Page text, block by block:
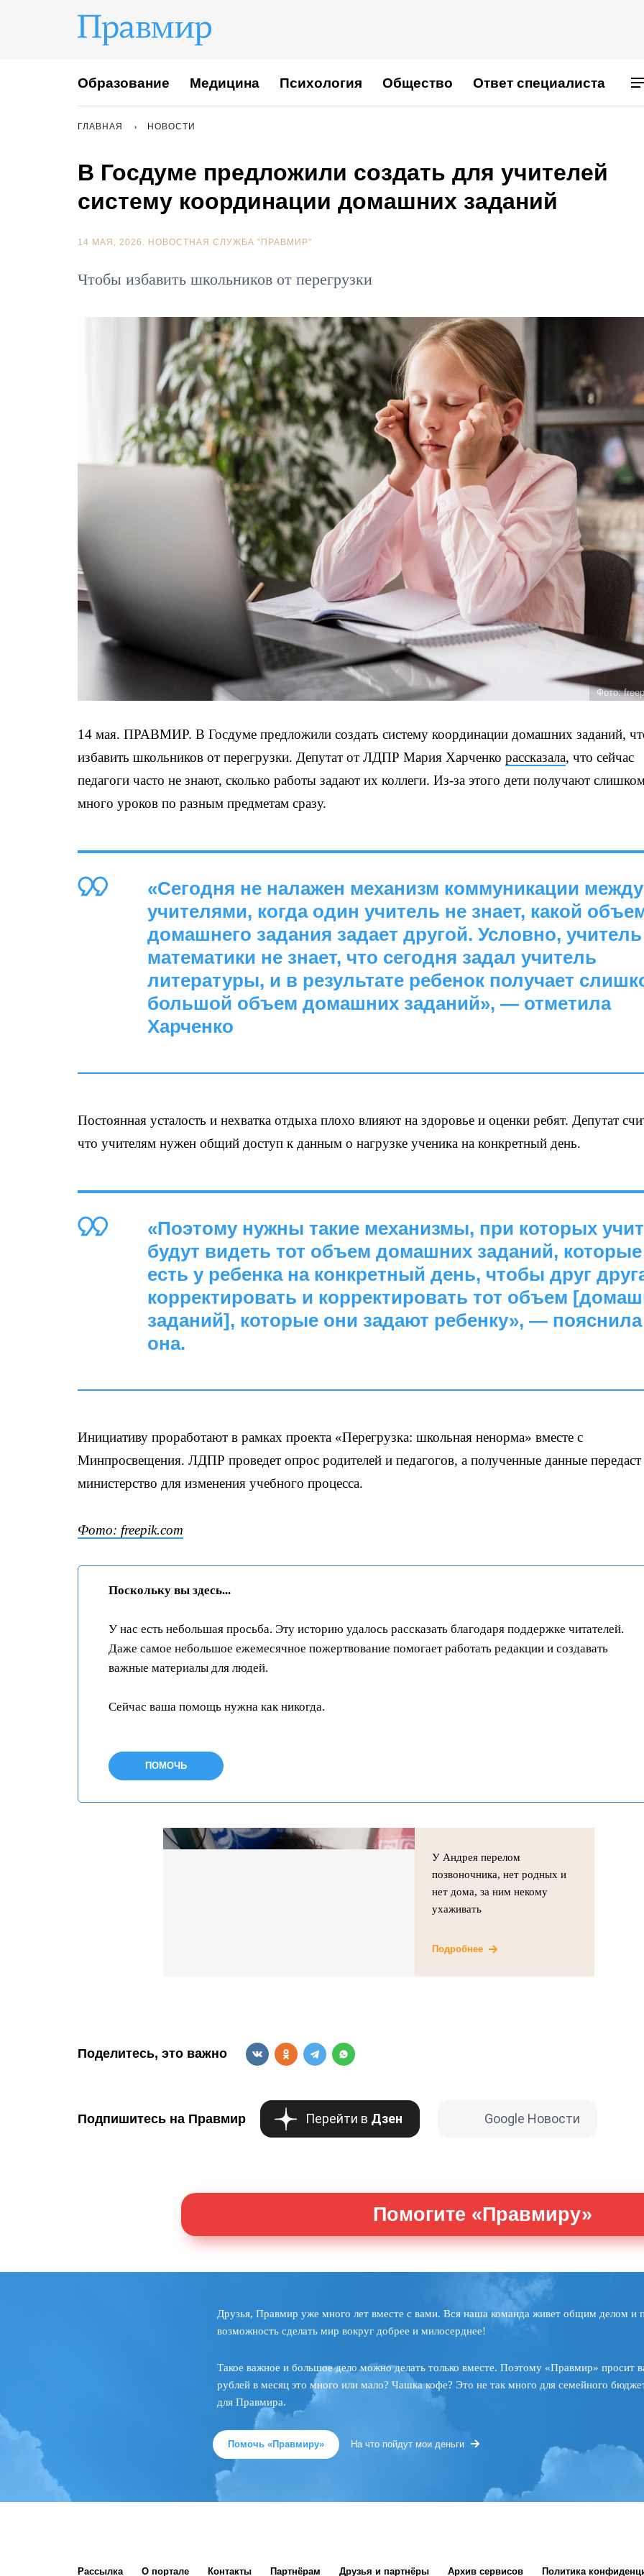
Образование Медицина Психология Общество Ответ специалиста
ГЛАВНАЯ НОВОСТИ
В Госдуме предложили создать для учителей
систему координации домашних заданий
14 МАЯ, 2026. НОВОСТНАЯ СЛУЖБА "ПРАВМИР"
Чтобы избавить школьников от перегрузки
Фото:
14 мая. ПРАВМИР. В Госдуме предложили создать систему координации домашних заданий,
избавить школьников от перегрузки. Депутат от ЛДПР Мария Харченко рассказала, что сейчас
педагоги часто не знают, сколько работы задают их коллеги. Из-за этого дети получают
много уроков по разным предметам сразу.
«Сегодня не налажен механизм коммуникации между
учителями, когда один учитель не знает, какой
домашнего задания задает другой. Условно, учитель
математики не знает, что сегодня задал учитель
литературы, и в результате ребенок получает
большой объем домашних заданий», — отметила
Харченко
Постоянная усталость и нехватка отдыха плохо влияют на здоровье и оценки ребят. Депутат
что учителям нужен общий доступ к данным о нагрузке ученика на конкретный день.
«Поэтому нужны такие механизмы, при которых
будут видеть тот объем домашних заданий, которые
есть у ребенка на конкретный день, чтобы друг
корректировать и корректировать тот объем
заданий], которые они задают ребенку», — пояснила
она.
Инициативу проработают в рамках проекта «Перегрузка: школьная ненорма» вместе с
Минпросвещения. ЛДПР проведет опрос родителей и педагогов, а полученные данные передаст
министерство для изменения учебного процесса.
Фото: freepik.com
Поскольку вы здесь...
У нас есть небольшая просьба. Эту историю удалось рассказать благодаря поддержке читателей.
Даже самое небольшое ежемесячное пожертвование помогает работать редакции и создавать
важные материалы для людей.
Сейчас ваша помощь нужна как никогда.
ПОМОЧЬ
У Андрея перелом
позвоночника, нет родных и
нет дома, за ним некому
ухаживать
Подробнее
Поделитесь, это важно
Подпишитесь на Правмир Перейти в Дзен Google Новости
Помогите «Правмиру»
Друзья, Правмир уже много лет вместе с вами. Вся наша команда живет общим делом и
возможность сделать мир вокруг добрее и милосерднее!
Такое важное и большое дело можно делать только вместе. Поэтому «Правмир» просит
рублей в месяц это много или мало? Чашка кофе? Это не так много для семейного
для Правмира.
Помочь «Правмиру» На что пойдут мои деньги
Рассылка О портале Контакты Партнёрам Друзья и партнёры Архив сервисов Политика